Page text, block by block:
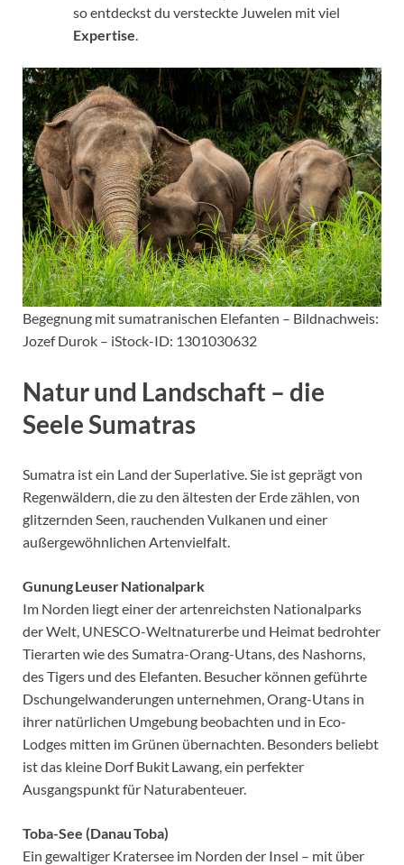
so entdeckst du versteckte Juwelen mit viel
Expertise.
Begegnung mit sumatranischen Elefanten – Bildnachweis:
Jozef Durok – iStock-ID: 1301030632
Natur und Landschaft – die
Seele Sumatras
Sumatra ist ein Land der Superlative. Sie ist geprägt von
Regenwäldern, die zu den ältesten der Erde zählen, von
glitzernden Seen, rauchenden Vulkanen und einer
außergewöhnlichen Artenvielfalt.
Gunung Leuser Nationalpark
Im Norden liegt einer der artenreichsten Nationalparks
der Welt, UNESCO-Weltnaturerbe und Heimat bedrohter
Tierarten wie des Sumatra-Orang-Utans, des Nashorns,
des Tigers und des Elefanten. Besucher können geführte
Dschungelwanderungen unternehmen, Orang-Utans in
ihrer natürlichen Umgebung beobachten und in Eco-
Lodges mitten im Grünen übernachten. Besonders beliebt
ist das kleine Dorf Bukit Lawang, ein perfekter
Ausgangspunkt für Naturabenteuer.
Toba-See (Danau Toba)
Ein gewaltiger Kratersee im Norden der Insel – mit über